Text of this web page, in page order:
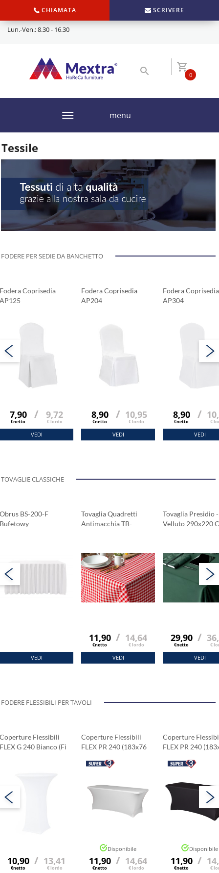
CHIAMATA SCRIVERE
Lun.-Ven.: 8.30 - 16.30
0
menu
Tessile
FODERE PER SEDIE DA BANCHETTO
Fodera Coprisedia
AP125
7,90
€netto
/ 9,72
€ lordo
VEDI
Fodera Coprisedia
AP204
8,90
€netto
/ 10,95
€ lordo
VEDI
Fodera Coprisedia
AP304
8,90
€netto
/
€
VEDI
TOVAGLIE CLASSICHE
Obrus BS-200-F
Bufetowy
VEDI
Tovaglia Quadretti
Antimacchia TB-
11,90
€netto
/ 14,64
€ lordo
VEDI
Tovaglia Presidio -
Velluto 290x220
29,90
€netto
/
€
VEDI
FODERE FLESSIBILI PER TAVOLI
Coperture Flessibili
FLEX G 240 Bianco (fi
10,90
€netto
/ 13,41
€ lordo
Coperture Flessibili
FLEX PR 240 (183x76
Disponibile
11,90
€netto
/ 14,64
€ lordo
Coperture
FLEX PR 240
Disponibile
11,90
€netto
/
€